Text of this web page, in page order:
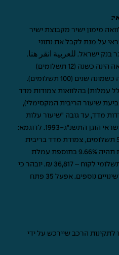
מימון ישיר מקבוצת ישיר
על מנת לקבל את נתוני
בנק ישראל. للعربية انقر هنا.
התקופה המינימלית להחזר הלוואה הינה כשנה (12 תשלומים)
והמקסימלית להחזר הלוואה הינה כשמונה שנים (100 תשלומים).
עמלות) בהלוואות צמודות מדד
(קביעת שיעור הריבית המקסימלי),
צמודות מדד, עד גובה "שיעור עלות
האשראי המרבי" בהתאם לחוק אשראי הוגן התשנ"ג-1993. לדוגמא:
בהלוואה על סך 30,000 ₪, ב- 55 תשלומים, צמודת מדד בריבית
בשיעור של 8.5%, העלות הכוללת תהיה 9.66% בתוספת עמלת
פתיחת תיק בסך 490 ₪. *סה"כ תשלומי לקוח – 36,817 ₪. יובהר כי
ההערכה כפופה לשינויים במדד ושינויים נוספים. אפעל 35 פתח
לתקינות הרכב שיירכש על ידי